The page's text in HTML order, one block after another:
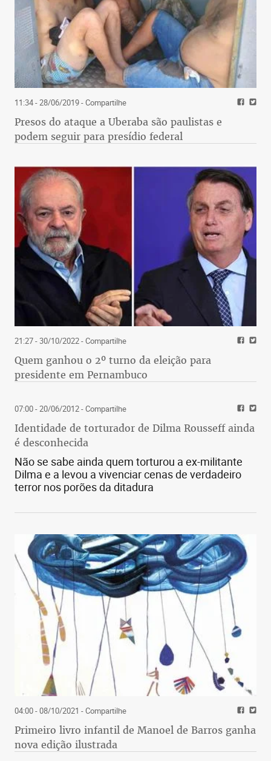
11:34 - 28/06/2019- Compartilhe
Presos do ataque a Uberaba são paulistas e
podem seguir para presídio federal
21:27 - 30/10/2022- Compartilhe
Quem ganhou o 2º turno da eleição para
presidente em Pernambuco
07:00 - 20/06/2012- Compartilhe
Identidade de torturador de Dilma Rousseff ainda
é desconhecida
Não se sabe ainda quem torturou a ex-militante
Dilma e a levou a vivenciar cenas de verdadeiro
terror nos porões da ditadura
04:00 - 08/10/2021 - Compartilhe
Primeiro livro infantil de Manoel de Barros ganha
nova edição ilustrada